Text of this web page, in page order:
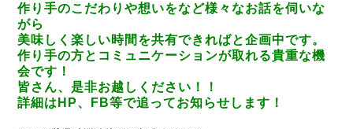
作り手のこだわりや想いをなど様々なお話を伺いな
がら
美味しく楽しい時間を共有できればと企画中です。
作り手の方とコミュニケーションが取れる貴重な機
会です！
皆さん、是非お越しください！！
詳細はHP、FB等で追ってお知らせします！